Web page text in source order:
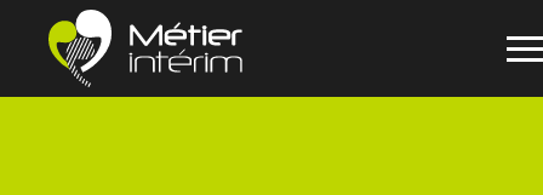
Panneau de gestion des cookies